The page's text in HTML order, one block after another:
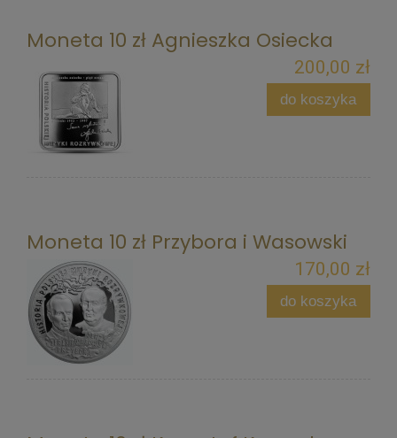
Moneta 10 zł Agnieszka Osiecka
200,00 zł
do koszyka
Moneta 10 zł Przybora i Wasowski
170,00 zł
do koszyka